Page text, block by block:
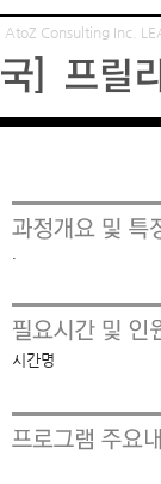
AtoZ Consulting Inc.
·
시간명